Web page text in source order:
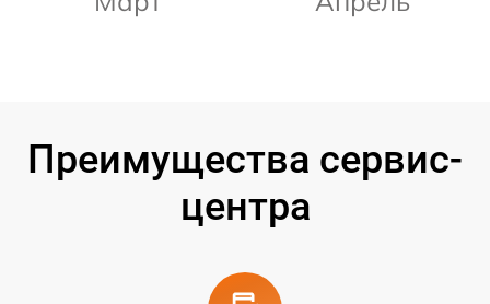
Преимущества сервис-
центра